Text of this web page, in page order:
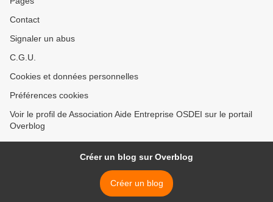
Contact
Signaler un abus
C.G.U.
Cookies et données personnelles
Préférences cookies
Voir le profil de Association Aide Entreprise OSDEI sur le portail
Overblog
Créer un blog sur Overblog
Créer un blog